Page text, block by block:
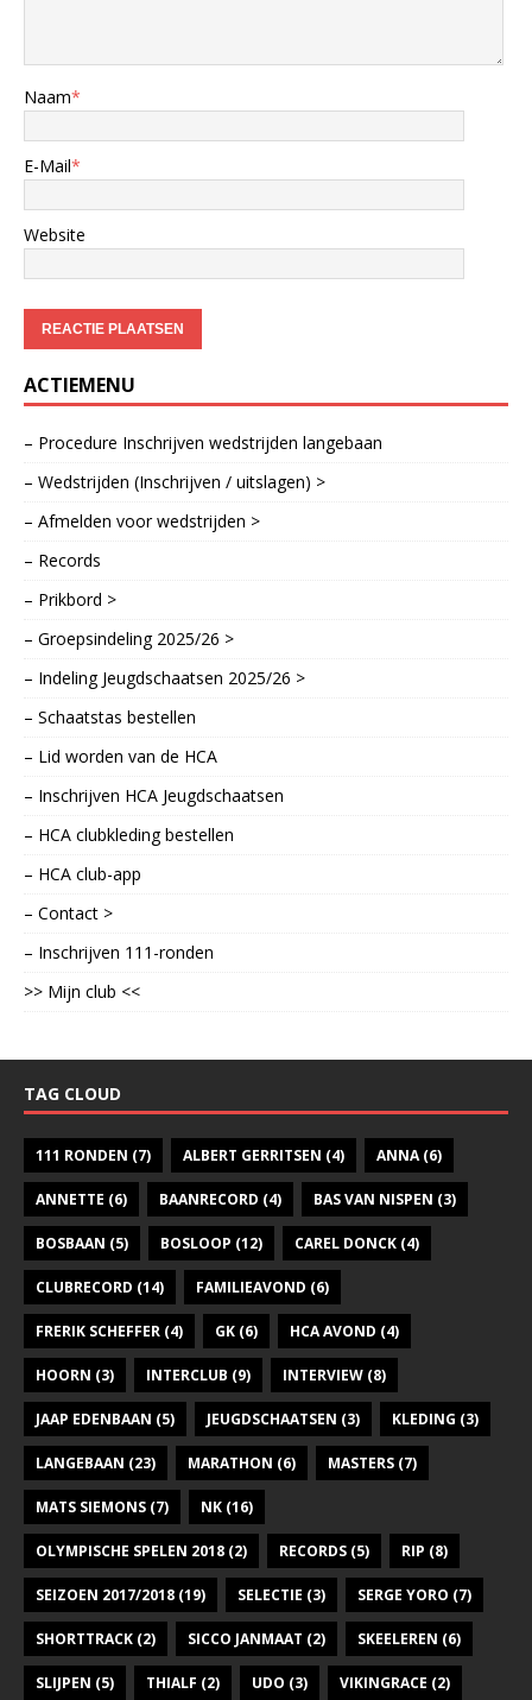
Naam*
E-Mail*
Website
ACTIEMENU
– Procedure Inschrijven wedstrijden langebaan
– Wedstrijden (Inschrijven / uitslagen) >
– Afmelden voor wedstrijden >
– Records
– Prikbord >
– Groepsindeling 2025/26 >
– Indeling Jeugdschaatsen 2025/26 >
– Schaatstas bestellen
– Lid worden van de HCA
– Inschrijven HCA Jeugdschaatsen
– HCA clubkleding bestellen
– HCA club-app
– Contact >
– Inschrijven 111-ronden
>> Mijn club <<
TAG CLOUD
111 RONDEN (7) ALBERT GERRITSEN (4) ANNA(6)
ANNETTE (6) BAANRECORD (4) BAS VAN NISPEN (3)
BOSBAAN (5) BOSLOOP (12) CAREL DONCK (4)
CLUBRECORD (14) FAMILIEAVOND (6)
FRERIK SCHEFFER (4) GK (6) HCA AVOND (4)
HOORN (3) INTERCLUB (9) INTERVIEW (8)
JAAP EDENBAAN (5) JEUGDSCHAATSEN (3) KLEDING (3)
LANGEBAAN (23) MARATHON (6) MASTERS (7)
MATS SIEMONS (7) NK (16)
OLYMPISCHE SPELEN 2018 (2) RECORDS (5) RIP (8)
SEIZOEN 2017/2018 (19) SELECTIE (3) SERGE YORO (7)
SHORTTRACK (2) SICCO JANMAAT (2) SKEELEREN (6)
SLIJPEN (5) THIALF (2) UDO (3) VIKINGRACE (2)